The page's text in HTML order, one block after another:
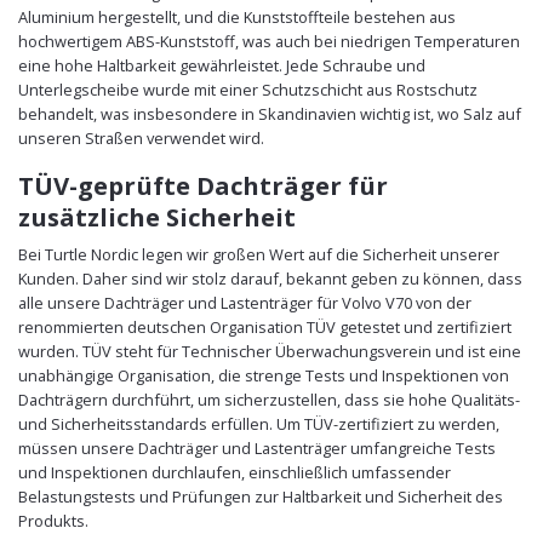
Aluminium hergestellt, und die Kunststoffteile bestehen aus
hochwertigem ABS-Kunststoff, was auch bei niedrigen Temperaturen
eine hohe Haltbarkeit gewährleistet. Jede Schraube und
Unterlegscheibe wurde mit einer Schutzschicht aus Rostschutz
behandelt, was insbesondere in Skandinavien wichtig ist, wo Salz auf
unseren Straßen verwendet wird.
TÜV-geprüfte Dachträger für
zusätzliche Sicherheit
Bei Turtle Nordic legen wir großen Wert auf die Sicherheit unserer
Kunden. Daher sind wir stolz darauf, bekannt geben zu können, dass
alle unsere Dachträger und Lastenträger für Volvo V70 von der
renommierten deutschen Organisation TÜV getestet und zertifiziert
wurden. TÜV steht für Technischer Überwachungsverein und ist eine
unabhängige Organisation, die strenge Tests und Inspektionen von
Dachträgern durchführt, um sicherzustellen, dass sie hohe Qualitäts-
und Sicherheitsstandards erfüllen. Um TÜV-zertifiziert zu werden,
müssen unsere Dachträger und Lastenträger umfangreiche Tests
und Inspektionen durchlaufen, einschließlich umfassender
Belastungstests und Prüfungen zur Haltbarkeit und Sicherheit des
Produkts.